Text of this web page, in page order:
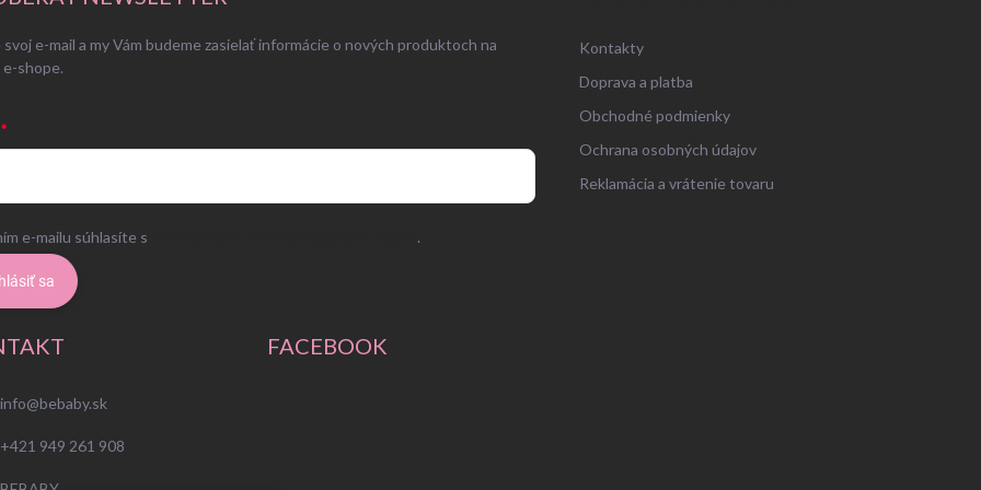
e-mail a my Vám budeme zasielať informácie o nových produktoch na
e-shope.
e-mailu súhlasíte s .
sa
Kontakty
Doprava a platba
Obchodné podmienky
Ochrana osobných údajov
Reklamácia a vrátenie tovaru
info@bebaby.sk
+421 949 261 908
FACEBOOK